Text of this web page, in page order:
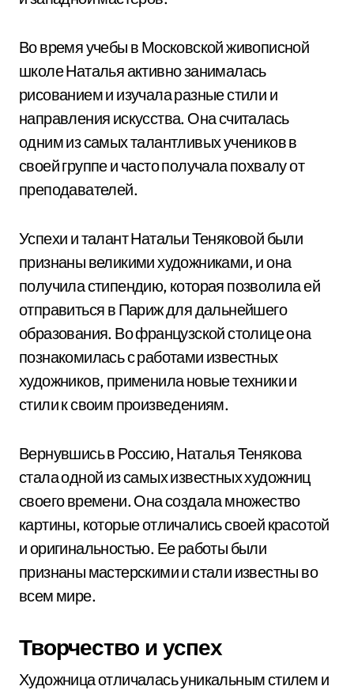
Во время учебы в Московской живописной
школе Наталья активно занималась
рисованием и изучала разные стили и
направления искусства. Она считалась
одним из самых талантливых учеников в
своей группе и часто получала похвалу от
преподавателей.
Успехи и талант Натальи Теняковой были
признаны великими художниками, и она
получила стипендию, которая позволила ей
отправиться в Париж для дальнейшего
образования. Во французской столице она
познакомилась с работами известных
художников, применила новые техники и
стили к своим произведениям.
Вернувшись в Россию, Наталья Тенякова
стала одной из самых известных художниц
своего времени. Она создала множество
картины, которые отличались своей красотой
и оригинальностью. Ее работы были
признаны мастерскими и стали известны во
всем мире.
Творчество и успех
Художница отличалась уникальным стилем и